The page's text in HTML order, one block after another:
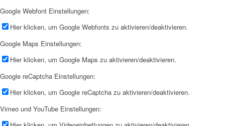
Google Webfont Einstellungen:
Hier klicken, um Google Webfonts zu aktivieren/deaktivieren.
Google Maps Einstellungen:
Hier klicken, um Google Maps zu aktivieren/deaktivieren.
Google reCaptcha Einstellungen:
Hier klicken, um Google reCaptcha zu aktivieren/deaktivieren.
Vimeo und YouTube Einstellungen: